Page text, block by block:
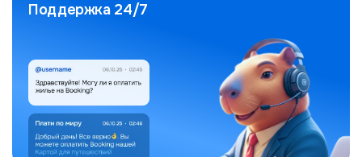
Поддержка 24/7